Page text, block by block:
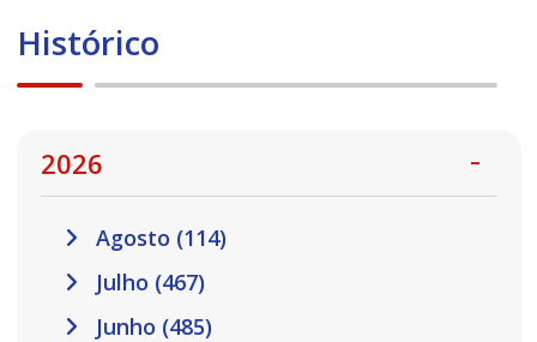
Histórico
2026
Agosto (114)
Julho (467)
Junho (485)